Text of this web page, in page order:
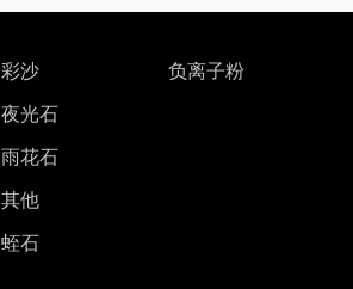
彩沙
夜光石
雨花石
其他
蛭石
负离子粉